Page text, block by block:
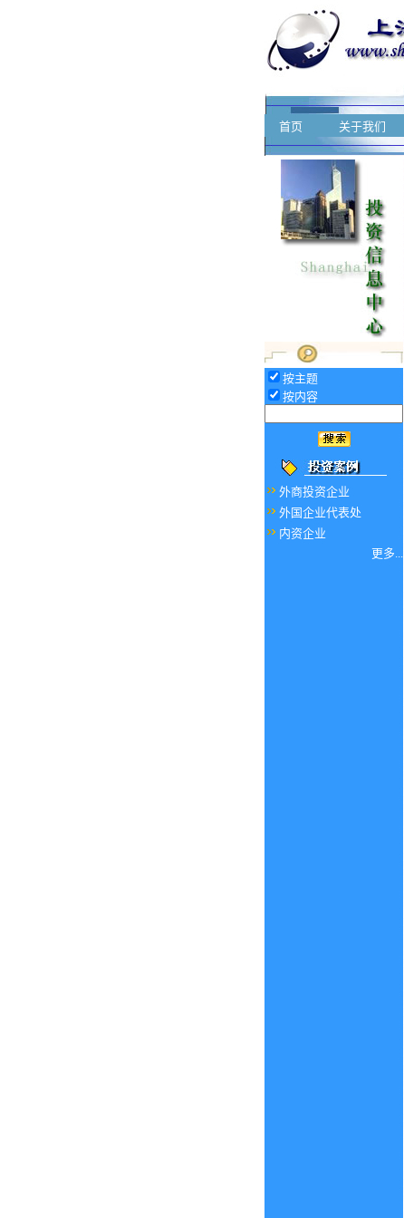
首页 关于我们
按主题
按内容
外商投资企业
外国企业代表处
内资企业
更多...